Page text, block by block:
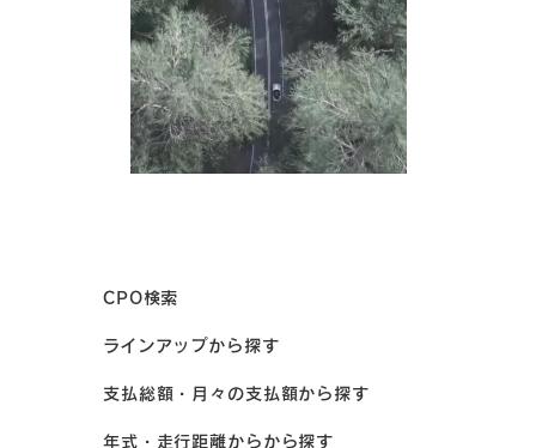
CPO検索
ラインアップから探す
支払総額・月々の支払額から探す
年式・走行距離からから探す